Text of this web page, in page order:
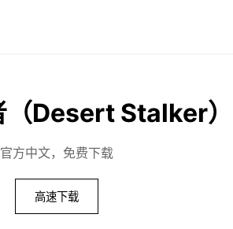
Desert Stalker）
官方中文，免费下载
高速下载